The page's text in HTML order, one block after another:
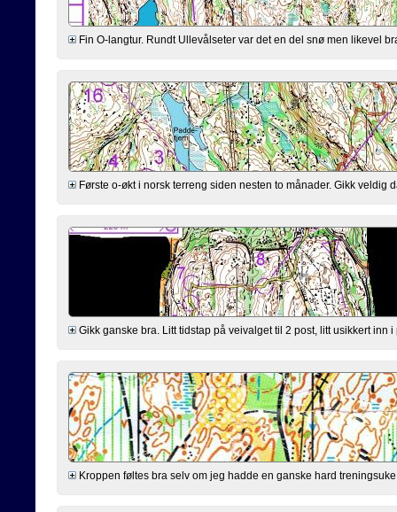
Fin O-langtur. Rundt Ullevålseter var det en del snø men likevel
Første o-økt i norsk terreng siden nesten to månader. Gikk veldig
Gikk ganske bra. Litt tidstap på veivalget til 2 post, litt usikkert inn
Kroppen føltes bra selv om jeg hadde en ganske hard